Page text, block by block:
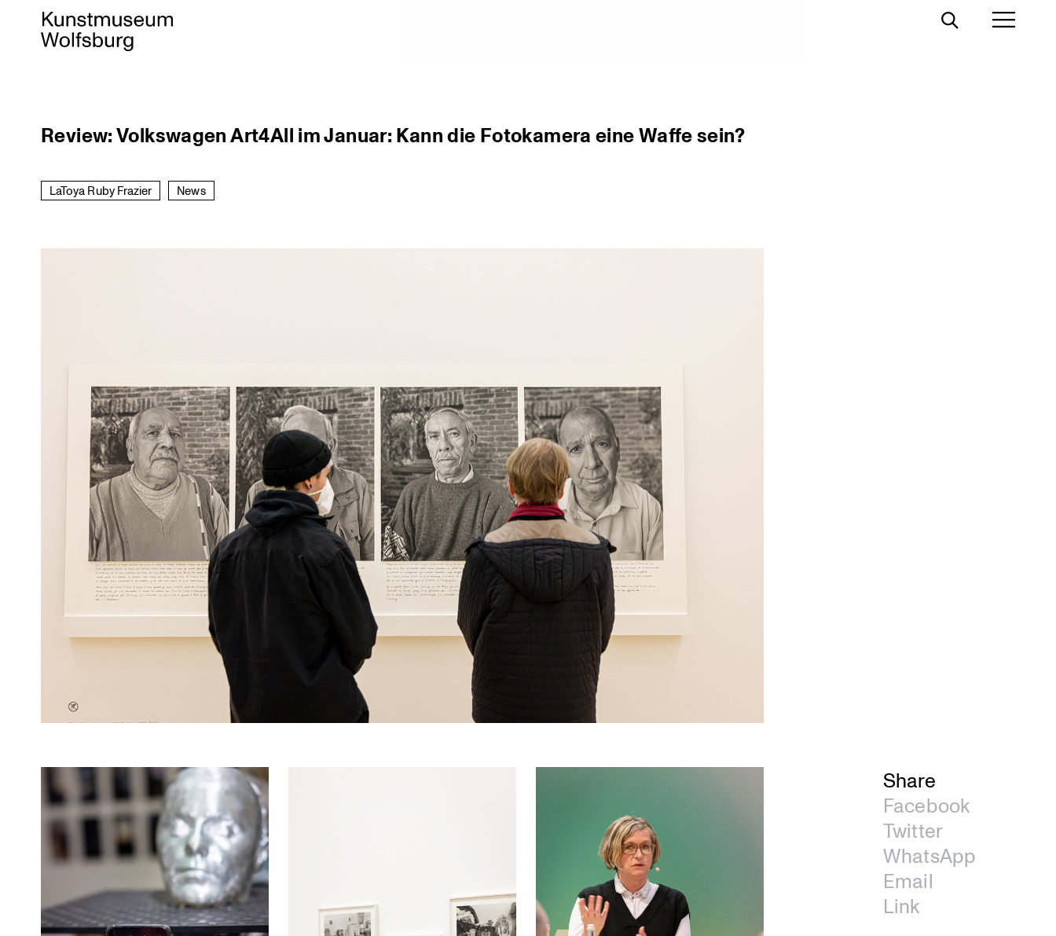
content
Toggle
Review: Volkswagen Art4All im Januar: Kann die Fotokamera eine Waffe sein?
LaToya Ruby Frazier News
Share
Facebook
Twitter
WhatsApp
Email
Link